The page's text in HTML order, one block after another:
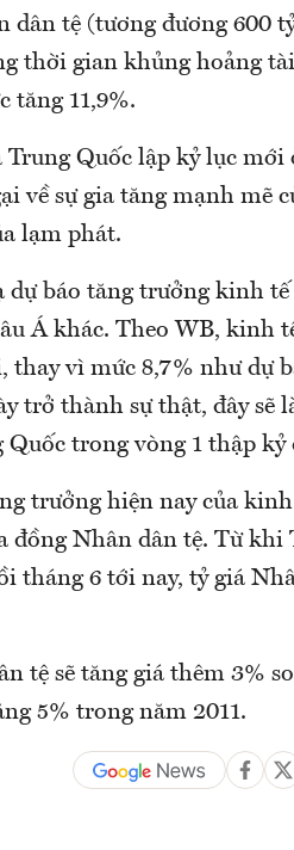
tệ (tương đương 600
thời gian khủng hoảng
tăng 11,9%.
Quốc lập kỷ lục mới
về sự gia tăng mạnh mẽ
lạm phát.
báo tăng trưởng kinh tế
Á khác. Theo WB, kinh
thay vì mức 8,7% như dự
trở thành sự thật, đây sẽ
trong vòng 1 thập kỷ
trưởng hiện nay của
đồng Nhân dân tệ. Từ khi
tháng 6 tới nay, tỷ giá
tệ sẽ tăng giá thêm 3%
5% trong năm 2011.